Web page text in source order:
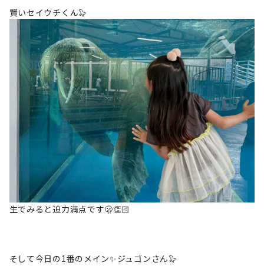
賢いセイウチくん🦭
生でみると迫力満点です🫢👏🏻
そして今日の1番のメイン✨ジュゴンさん🦭